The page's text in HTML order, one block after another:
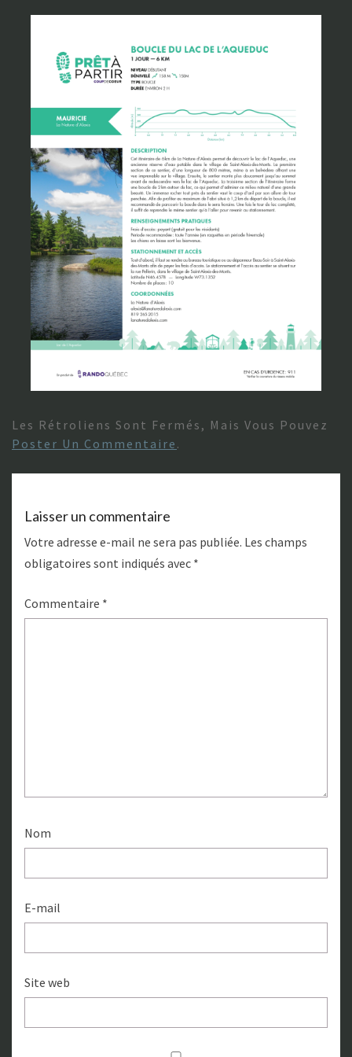
Les Rétroliens Sont Fermés, Mais Vous Pouvez
Poster Un Commentaire .
Laisser un commentaire
Votre adresse e-mail ne sera pas publiée. Les champs
obligatoires sont indiqués avec *
Commentaire *
Nom
E-mail
Site web